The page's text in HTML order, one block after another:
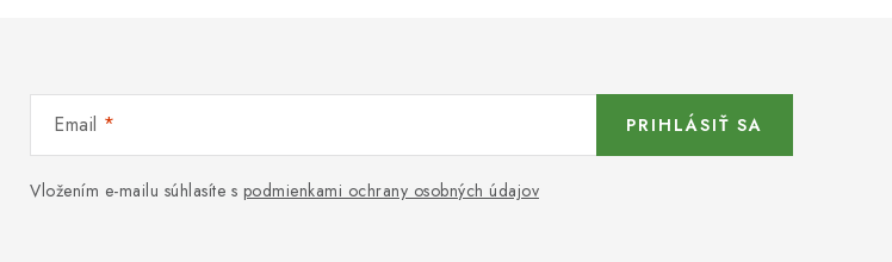
Email
Vložením e-mailu súhlasíte s podmienkami ochrany osobných údajov
PRIHLÁSIŤ SA